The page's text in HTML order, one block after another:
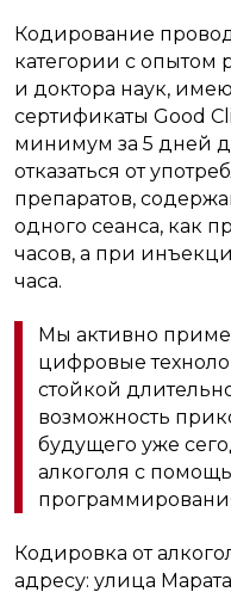
Кодирование
категории с опытом
и доктора наук,
сертификаты Good
минимум за 5 дней
отказаться от
препаратов,
одного сеанса, как
часов, а при
часа.
Мы активно
цифровые
стойкой
возможность
будущего уже
алкоголя с
Кодировка от
адресу: улица